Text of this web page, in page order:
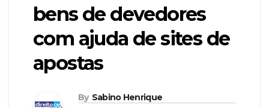
bens de devedores
com ajuda de sites de
apostas
By Sabino Henrique